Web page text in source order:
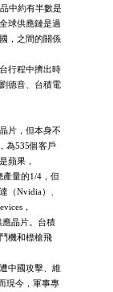
中約有半數是
球供應鏈是過
，之間的關係
行程中擠出時
德音、台積電
片，但本身不
為535個客戶
蘋果，
產量的1/4，但
（Nvidia）、
，
晶片。台積
機和標槍飛
中國攻擊、維
現今，軍事專